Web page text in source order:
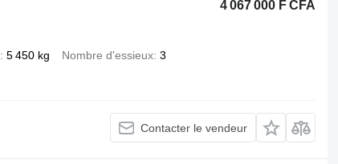
4 067 000 F CFA
5 450 kg Nombre d'essieux 3
Contacter le vendeur